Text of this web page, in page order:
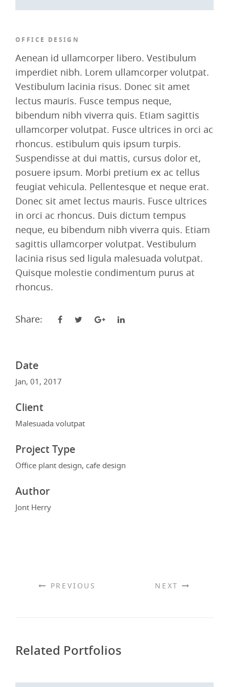
OFFICE DESIGN
Aenean id ullamcorper libero. Vestibulum
imperdiet nibh. Lorem ullamcorper volutpat.
Vestibulum lacinia risus. Donec sit amet
lectus mauris. Fusce tempus neque,
bibendum nibh viverra quis. Etiam sagittis
ullamcorper volutpat. Fusce ultrices in orci ac
rhoncus. estibulum quis ipsum turpis.
Suspendisse at dui mattis, cursus dolor et,
posuere ipsum. Morbi pretium ex ac tellus
feugiat vehicula. Pellentesque et neque erat.
Donec sit amet lectus mauris. Fusce ultrices
in orci ac rhoncus. Duis dictum tempus
neque, eu bibendum nibh viverra quis. Etiam
sagittis ullamcorper volutpat. Vestibulum
lacinia risus sed ligula malesuada volutpat.
Quisque molestie condimentum purus at
rhoncus.
Share:
Date
Jan, 01, 2017
Client
Malesuada volutpat
Project Type
Office plant design, cafe design
Author
Jont Herry
PREVIOUS NEXT
Related Portfolios